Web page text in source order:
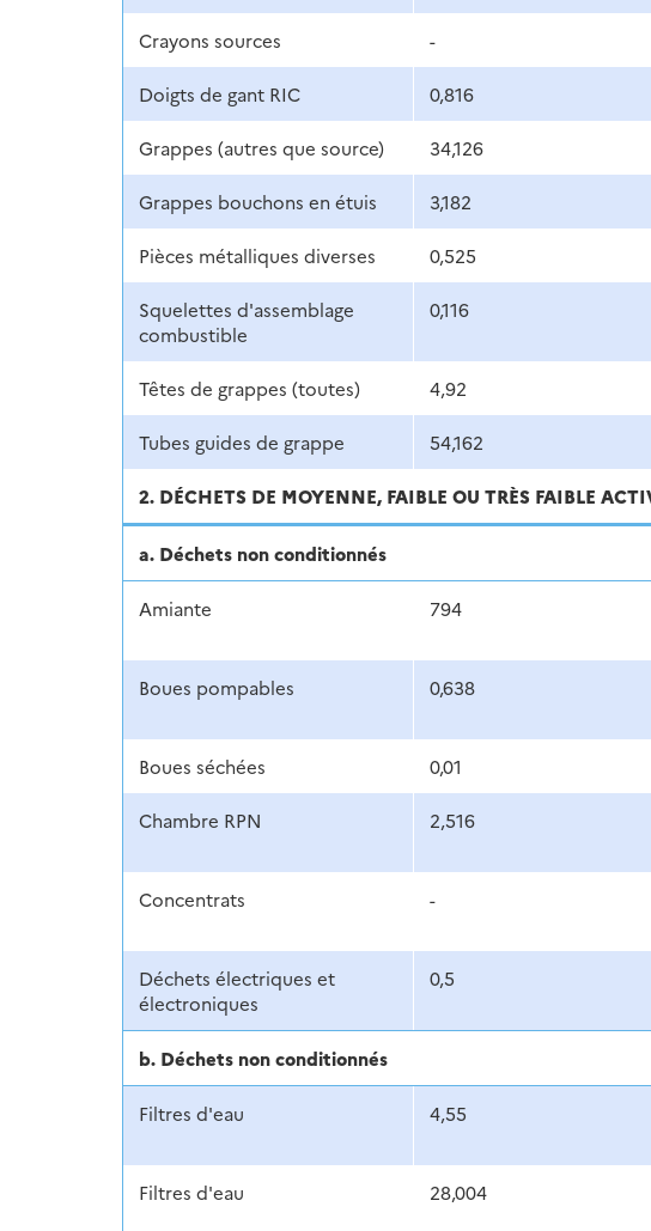
Crayons sources -
Doigts de gant RIC 0,816
Grappes (autres que source) 34,126
Grappes bouchons en étuis 3,182
Pièces métalliques diverses 0,525
Squelettes d'assemblage
combustible
0,116
Têtes de grappes (toutes) 4,92
Tubes guides de grappe 54,162
2. DÉCHETS DE MOYENNE, FAIBLE OU TRÈS FAIBLE
a. Déchets non conditionnés
Amiante 794
Boues pompables 0,638
Boues séchées 0,01
Chambre RPN 2,516
Concentrats -
Déchets électriques et
électroniques
0,5
b. Déchets non conditionnés
Filtres d'eau 4,55
Filtres d'eau 28,004